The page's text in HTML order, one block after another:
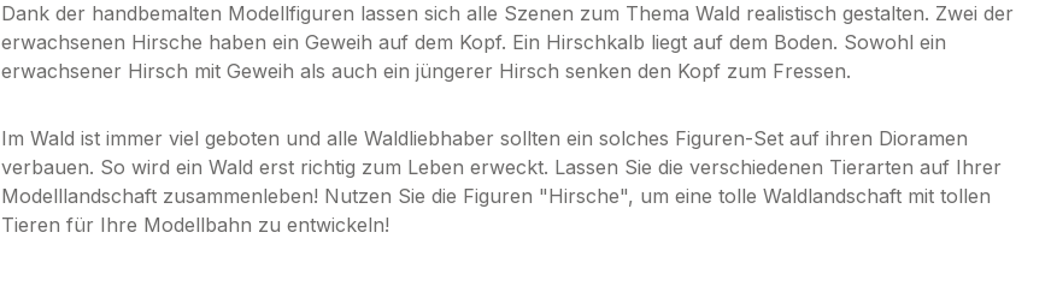
Dank der handbemalten Modellfiguren lassen sich alle Szenen zum Thema Wald realistisch gestalten. Zwei der
erwachsenen Hirsche haben ein Geweih auf dem Kopf. Ein Hirschkalb liegt auf dem Boden. Sowohl ein
erwachsener Hirsch mit Geweih als auch ein jüngerer Hirsch senken den Kopf zum Fressen.
Im Wald ist immer viel geboten und alle Waldliebhaber sollten ein solches Figuren-Set auf ihren Dioramen
verbauen. So wird ein Wald erst richtig zum Leben erweckt. Lassen Sie die verschiedenen Tierarten auf Ihrer
Modelllandschaft zusammenleben! Nutzen Sie die Figuren "Hirsche", um eine tolle Waldlandschaft mit tollen
Tieren für Ihre Modellbahn zu entwickeln!